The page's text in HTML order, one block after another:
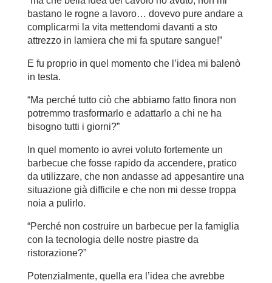
bastano le rogne a lavoro… dovevo pure andare a
complicarmi la vita mettendomi davanti a sto
attrezzo in lamiera che mi fa sputare sangue!”
E fu proprio in quel momento che l’idea mi balenò
in testa.
“Ma perché tutto ciò che abbiamo fatto finora non
potremmo trasformarlo e adattarlo a chi ne ha
bisogno tutti i giorni?”
In quel momento io avrei voluto fortemente un
barbecue che fosse rapido da accendere, pratico
da utilizzare, che non andasse ad appesantire una
situazione già difficile e che non mi desse troppa
noia a pulirlo.
“Perché non costruire un barbecue per la famiglia
con la tecnologia delle nostre piastre da
ristorazione?”
Potenzialmente, quella era l’idea che avrebbe